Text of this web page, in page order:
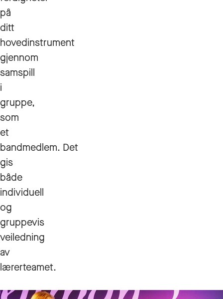
på
ditt
hovedinstrument
gjennom
samspill
i
gruppe,
som
et
bandmedlem. Det
gis
både
individuell
og
gruppevis
veiledning
av
lærerteamet.